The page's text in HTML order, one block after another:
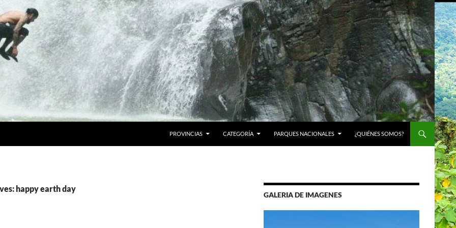
PROVINCIAS CATEGORÍA PARQUES NACIONALES ¿QUIÉNES SOMOS?
happy earth day
GALERIA DE IMAGENES